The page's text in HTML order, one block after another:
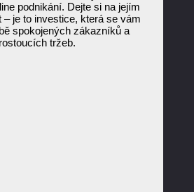
podnikání. Dejte si na jejím
– je to investice, která se vám
spokojených zákazníků a
rostoucích tržeb.